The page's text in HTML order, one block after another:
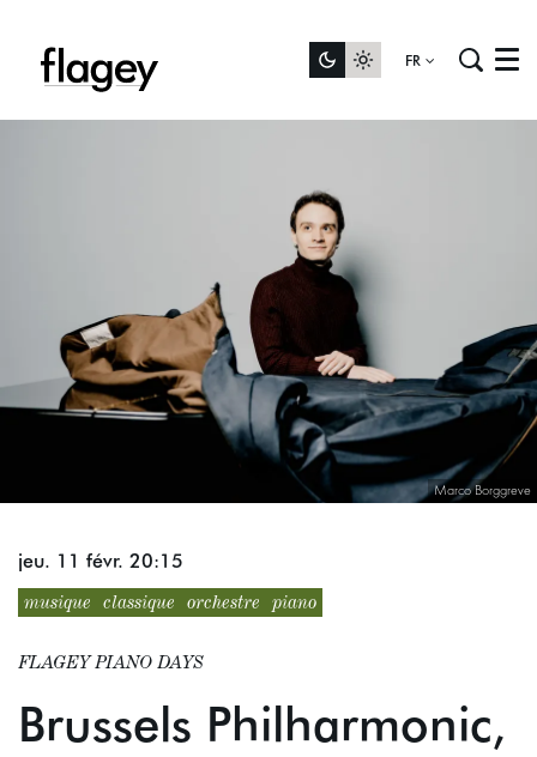
FR Menu
Marco Borggreve
musique classique orchestre piano
Brussels Philharmonic,
FLAGEY PIANO DAYS
jeu. 11 févr. 20:15